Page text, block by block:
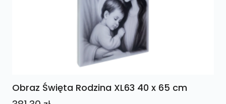
Obraz Święta Rodzina XL63 40 x 65 cm